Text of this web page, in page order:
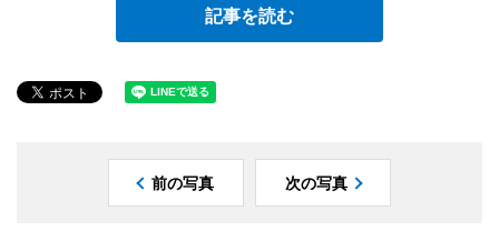
記事を読む
前の写真 次の写真